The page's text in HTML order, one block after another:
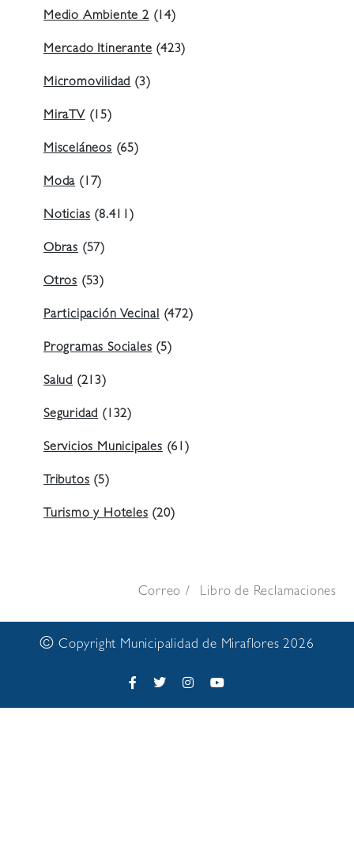
Medio Ambiente 2(14)
Mercado Itinerante (423)
Micromovilidad (3)
MiraTV (15)
Misceláneos (65)
Moda (17)
Noticias (8.411)
Obras (57)
Otros (53)
Participación Vecinal (472)
Programas Sociales (5)
Salud (213)
Seguridad (132)
Servicios Municipales (61)
Tributos (5)
Turismo y Hoteles (20)
Correo Libro de Reclamaciones
© Copyright Municipalidad de Miraflores 2026